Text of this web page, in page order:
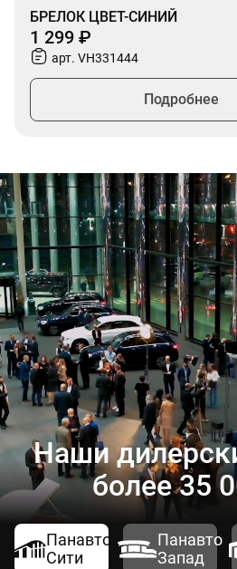
БРЕЛОК ЦВЕТ-СИНИЙ
1 299 ₽
арт. VH331444
Подробнее
Наши
более 35
Панавто
Сити
Панавто
Запад